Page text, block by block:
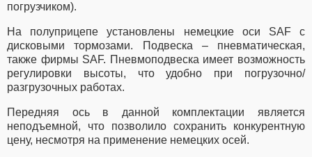
погрузчиком).
На полуприцепе установлены немецкие оси SAF с
дисковыми тормозами. Подвеска – пневматическая,
также фирмы SAF. Пневмоподвеска имеет возможность
регулировки высоты, что удобно при погрузочно/
разгрузочных работах.
Передняя ось в данной комплектации является
неподъемной, что позволило сохранить конкурентную
цену, несмотря на применение немецких осей.